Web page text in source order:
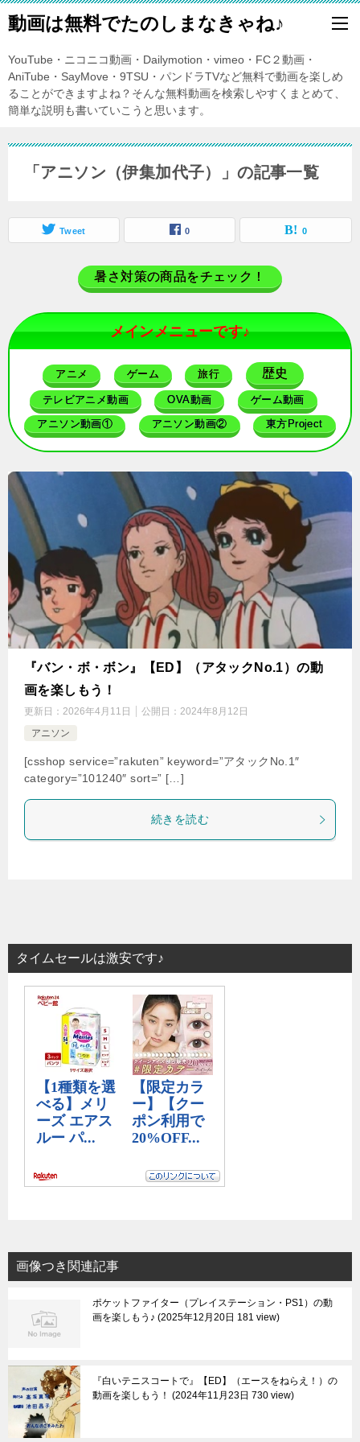
動画は無料でたのしまなきゃね♪
YouTube・ニコニコ動画・Dailymotion・vimeo・FC２動画・
AniTube・SayMove・9TSU・パンドラTVなど無料で動画を楽しめ
ることができますよね？そんな無料動画を検索しやすくまとめて、
簡単な説明も書いていこうと思います。
「アニソン（伊集加代子）」の記事一覧
Tweet 0 0
暑さ対策の商品をチェック！
メインメニューです♪
アニメ ゲーム 旅行 歴史
テレビアニメ動画 OVA動画 ゲーム動画
アニソン動画① アニソン動画② 東方Project
『バン・ボ・ボン』【ED】（アタックNo.1）の動
画を楽しもう！
更新日： 2026年4月11日 公開日： 2024年8月12日
アニソン
[csshop service=”rakuten” keyword=”アタックNo.1″
category=”101240″ sort=” […]
続きを読む
タイムセールは激安です♪
画像つき関連記事
ポケットファイター（プレイステーション・PS1）の動
画を楽しもう♪ 2025年12月20日 181 view
『白いテニスコートで』【ED】（エースをねらえ！）の
動画を楽しもう！
2024年11月23日 730 view